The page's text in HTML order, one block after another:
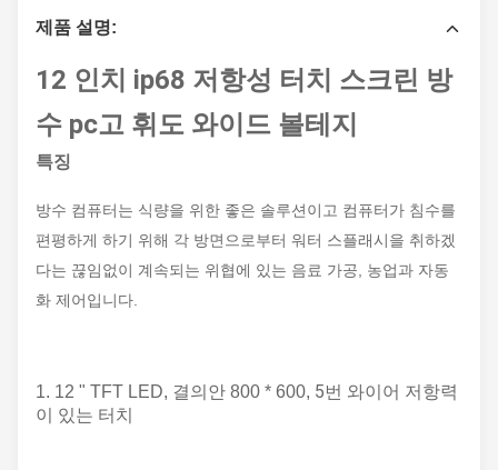
제품 설명:
12 인치 ip68 저항성 터치 스크린 방
수 pc고 휘도 와이드 볼테지
특징
방수 컴퓨터는 식량을 위한 좋은 솔루션이고 컴퓨터가 침수를
편평하게 하기 위해 각 방면으로부터 워터 스플래시을 취하겠
다는 끊임없이 계속되는 위협에 있는 음료 가공, 농업과 자동
화 제어입니다.
1. 12 " TFT LED, 결의안 800 * 600, 5번 와이어 저항력
이 있는 터치